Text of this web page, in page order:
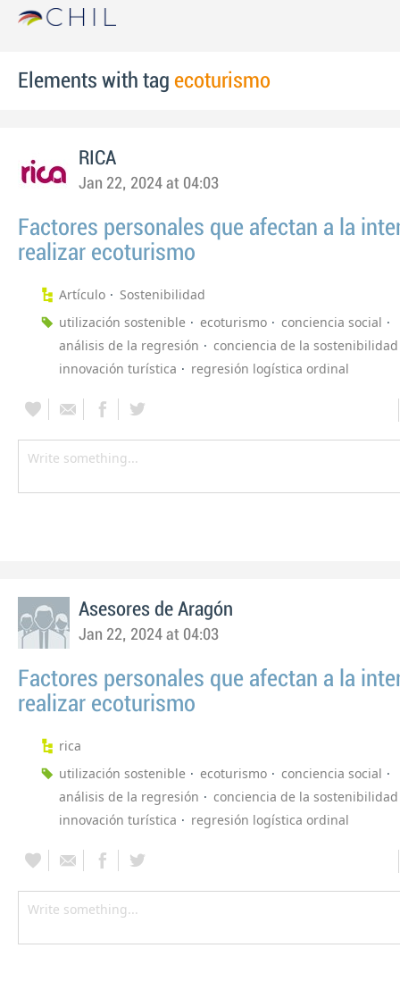
Elements with tag ecoturismo
RICA
Jan 22, 2024 at 04:03
Factores personales que afectan a la
realizar ecoturismo
Artículo
Sostenibilidad
utilización sostenible
ecoturismo
conciencia social
análisis de la regresión
conciencia de la sostenibilidad
innovación turística
regresión logística ordinal
Asesores de Aragón
Jan 22, 2024 at 04:03
Factores personales que afectan a la
realizar ecoturismo
rica
utilización sostenible
ecoturismo
conciencia social
análisis de la regresión
conciencia de la sostenibilidad
innovación turística
regresión logística ordinal